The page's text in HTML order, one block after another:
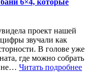
6×4, которые
проект нашей
звучали как
В голове уже
где можно собрать
не… Читать подробнее